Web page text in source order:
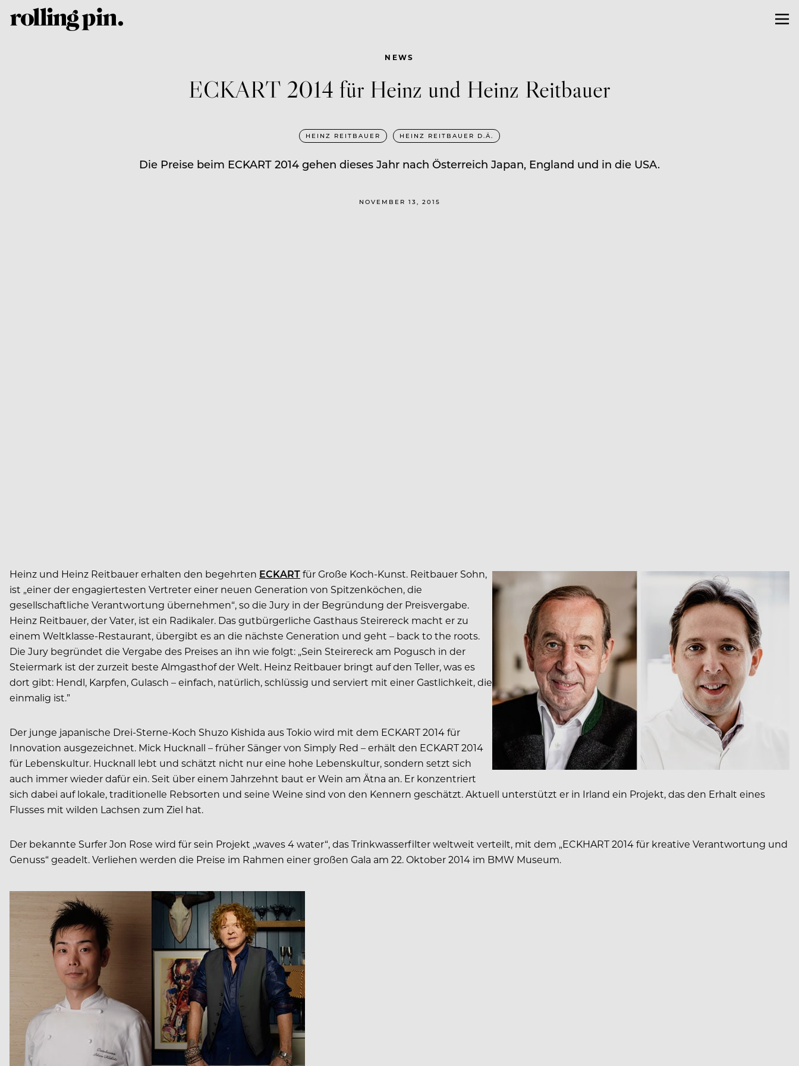
NEWS
ECKART 2014 für Heinz und Heinz Reitbauer
HEINZ REITBAUER HEINZ REITBAUER D.Ä.
Die Preise beim ECKART 2014 gehen dieses Jahr nach Österreich Japan, England und in die USA.
NOVEMBER 13, 2015
Heinz und Heinz Reitbauer erhalten den begehrten ECKARTfür Große Koch-Kunst. Reitbauer Sohn,
ist „einer der engagiertesten Vertreter einer neuen Generation von Spitzenköchen, die
gesellschaftliche Verantwortung übernehmen“, so die Jury in der Begründung der Preisvergabe.
Heinz Reitbauer, der Vater, ist ein Radikaler. Das gutbürgerliche Gasthaus Steirereck macht er zu
einem Weltklasse-Restaurant, übergibt es an die nächste Generation und geht – back to the roots.
Die Jury begründet die Vergabe des Preises an ihn wie folgt: „Sein Steirereck am Pogusch in der
Steiermark ist der zurzeit beste Almgasthof der Welt. Heinz Reitbauer bringt auf den Teller, was es
dort gibt: Hendl, Karpfen, Gulasch – einfach, natürlich, schlüssig und serviert mit einer Gastlichkeit, die
einmalig ist.”
Der junge japanische Drei-Sterne-Koch Shuzo Kishida aus Tokio wird mit dem ECKART 2014 für
Innovation ausgezeichnet. Mick Hucknall – früher Sänger von Simply Red – erhält den ECKART 2014
für Lebenskultur. Hucknall lebt und schätzt nicht nur eine hohe Lebenskultur, sondern setzt sich
auch immer wieder dafür ein. Seit über einem Jahrzehnt baut er Wein am Ätna an. Er konzentriert
sich dabei auf lokale, traditionelle Rebsorten und seine Weine sind von den Kennern geschätzt. Aktuell unterstützt er in Irland ein Projekt, das den Erhalt eines
Flusses mit wilden Lachsen zum Ziel hat.
Der bekannte Surfer Jon Rose wird für sein Projekt „waves 4 water“, das Trinkwasserfilter weltweit verteilt, mit dem „ECKHART 2014 für kreative Verantwortung und
Genuss“ geadelt. Verliehen werden die Preise im Rahmen einer großen Gala am 22. Oktober 2014 im BMW Museum.